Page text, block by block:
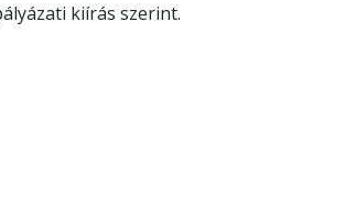
kiírás szerint.